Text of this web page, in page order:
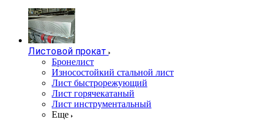
Листовой прокат
Бронелист
Износостойкий стальной лист
Лист быстрорежующий
Лист горячекатаный
Лист инструментальный
Еще